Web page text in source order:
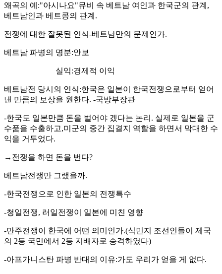
왜곡의 예:"아시나요"뮤비 속 베트남 여인과 한국군의 관계,
베트남인과 베트콩의 관계.
전쟁에 대한 잘못된 인식-베트남만의 문제인가.
베트남 파병의 명분:안보
실익:경제적 이익
베트남전 당시의 인식:한국은 일본이 한국전쟁으로부터 얻어
낸 만큼의 보상을 원한다. -국방부장관
-한국도 일본만큼 돈을 벌어야 겠다는 논리. 실제로 일본을 군
수품을 수출하고,미군의 중간 집결지 역할을 하면서 막대한 수
익을 거두었다.
→전쟁을 하면 돈을 번다?
베트남전쟁만 그랬을까.
-한국전쟁으로 인한 일본의 전쟁특수
-청일전쟁, 러일전쟁이 일본에 미친 영향
-만주전쟁이 한국에 어떤 의미인가.(식민지 조선인들이 제국
의 2등 국민에서 2등 지배자로 승격하였다)
-아프가니스탄 파병 반대의 이유:가도 우리가 얻을 게 없다.